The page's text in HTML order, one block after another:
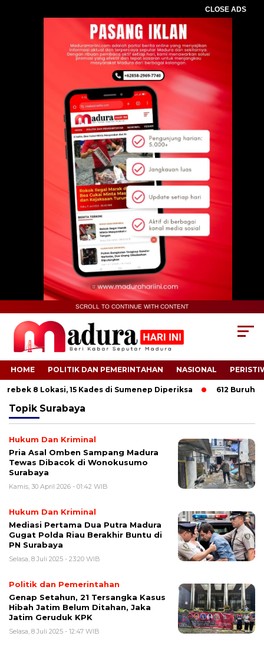
CLOSE ADS
SCROLL TO CONTINUE WITH CONTENT
HOME POLITIK DAN PEMERINTAHAN NASIONAL
8 Lokasi, 15 Kades di Sumenep Diperiksa 612 Buruh
Topik Surabaya
Hukum Dan Kriminal
Pria Asal Omben Sampang Madura
Tewas Dibacok di Wonokusumo
Surabaya
Kamis, 30 April 2026 - 01:42 WIB
Hukum Dan Kriminal
Mediasi Pertama Dua Putra Madura
Gugat Polda Riau Berakhir Buntu di
PN Surabaya
Selasa, 8 Juli 2025 - 23:20 WIB
Politik dan Pemerintahan
Genap Setahun, 21 Tersangka Kasus
Hibah Jatim Belum Ditahan, Jaka
Jatim Geruduk KPK
Selasa, 8 Juli 2025 - 12:47 WIB